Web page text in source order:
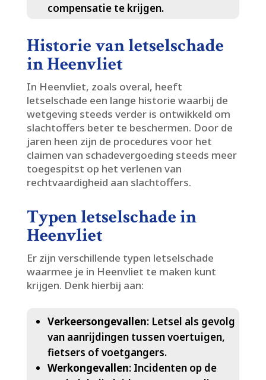
compensatie te krijgen.​
Historie van letselschade
in Heenvliet
In Heenvliet, zoals overal, heeft
letselschade een lange historie waarbij de
wetgeving steeds verder is ontwikkeld om
slachtoffers beter te beschermen.​ Door de
jaren heen zijn de procedures voor het
claimen van schadevergoeding steeds meer
toegespitst op het verlenen van
rechtvaardigheid aan slachtoffers.​
Typen letselschade in
Heenvliet
Er zijn verschillende typen letselschade
waarmee je in Heenvliet te maken kunt
krijgen.​ Denk hierbij aan:
Verkeersongevallen: Letsel als gevolg
van aanrijdingen tussen voertuigen,
fietsers of voetgangers.​
Werkongevallen: Incidenten op de